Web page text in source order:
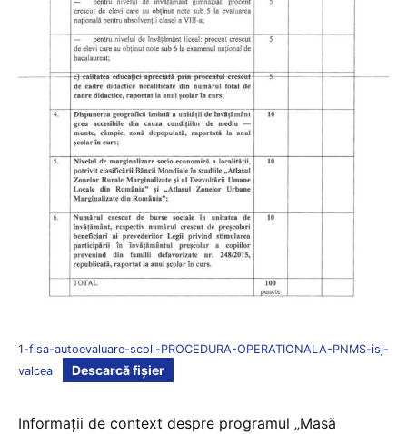
1-fisa-autoevaluare-scoli-PROCEDURA-OPERATIONALA-PNMS-isj-
valcea
Descarcă fișier
Informații de context despre programul „Masă